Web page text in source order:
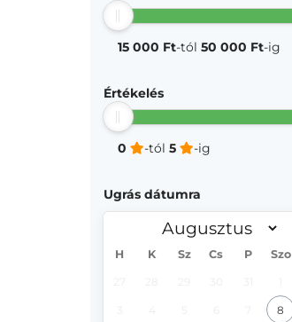
15 000 Ft-tól 50 000 Ft-ig
Értékelés
0 -tól 5 -ig
Ugrás dátumra
H K Sz Cs P Szo
8